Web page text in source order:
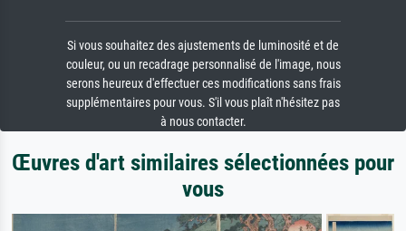
Si vous souhaitez des ajustements de luminosité et de
couleur, ou un recadrage personnalisé de l'image, nous
serons heureux d'effectuer ces modifications sans frais
supplémentaires pour vous. S'il vous plaît n'hésitez pas
à nous contacter.
Œuvres d'art similaires sélectionnées pour
vous